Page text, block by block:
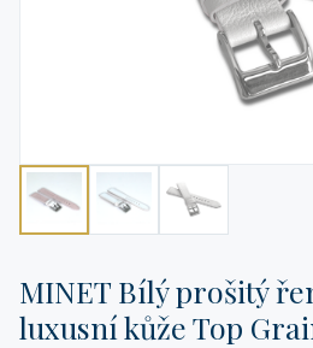
MINET Bílý prošitý
luxusní kůže Top